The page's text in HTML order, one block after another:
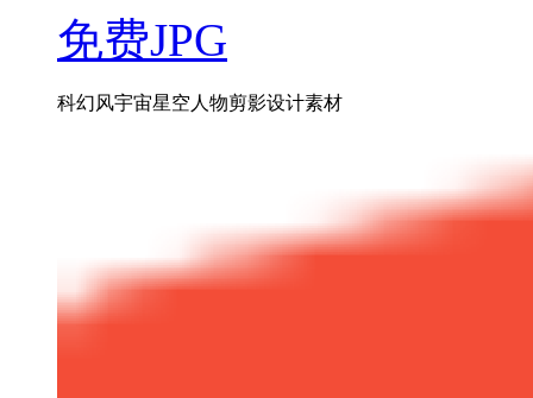
免费JPG
科幻风宇宙星空人物剪影设计素材